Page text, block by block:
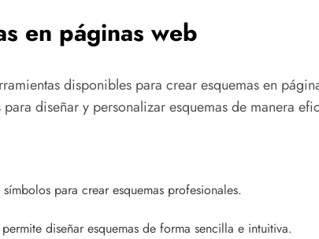
en páginas web
disponibles para crear esquemas en
diseñar y personalizar esquemas de manera
para crear esquemas profesionales.
diseñar esquemas de forma sencilla e intuitiva.